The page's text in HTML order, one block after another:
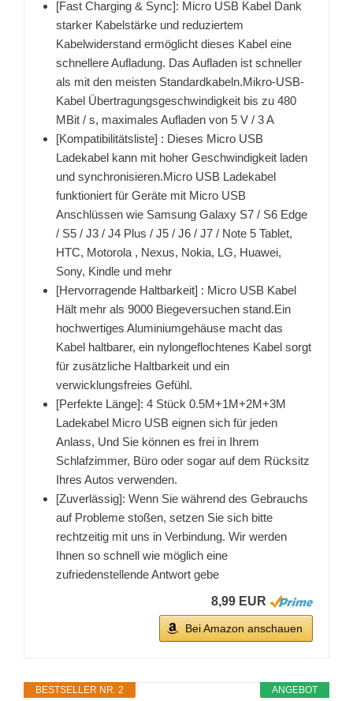
[Fast Charging & Sync]: Micro USB Kabel Dank
starker Kabelstärke und reduziertem
Kabelwiderstand ermöglicht dieses Kabel eine
schnellere Aufladung. Das Aufladen ist schneller
als mit den meisten Standardkabeln.Mikro-USB-
Kabel Übertragungsgeschwindigkeit bis zu 480
MBit / s, maximales Aufladen von 5 V / 3 A
[Kompatibilitätsliste] : Dieses Micro USB
Ladekabel kann mit hoher Geschwindigkeit laden
und synchronisieren.Micro USB Ladekabel
funktioniert für Geräte mit Micro USB
Anschlüssen wie Samsung Galaxy S7 / S6 Edge
/ S5 / J3 / J4 Plus / J5 / J6 / J7 / Note 5 Tablet,
HTC, Motorola , Nexus, Nokia, LG, Huawei,
Sony, Kindle und mehr
[Hervorragende Haltbarkeit] : Micro USB Kabel
Hält mehr als 9000 Biegeversuchen stand.Ein
hochwertiges Aluminiumgehäuse macht das
Kabel haltbarer, ein nylongeflochtenes Kabel sorgt
für zusätzliche Haltbarkeit und ein
verwicklungsfreies Gefühl.
[Perfekte Länge]: 4 Stück 0.5M+1M+2M+3M
Ladekabel Micro USB eignen sich für jeden
Anlass, Und Sie können es frei in Ihrem
Schlafzimmer, Büro oder sogar auf dem Rücksitz
Ihres Autos verwenden.
[Zuverlässig]: Wenn Sie während des Gebrauchs
auf Probleme stoßen, setzen Sie sich bitte
rechtzeitig mit uns in Verbindung. Wir werden
Ihnen so schnell wie möglich eine
zufriedenstellende Antwort gebe
8,99 EUR
Bei Amazon anschauen
ANGEBOT
BESTSELLER NR. 2